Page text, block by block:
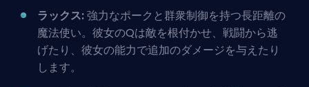
ラックス:強力なポークと群衆制御を持つ長距離の
魔法使い。彼女のQは敵を根付かせ、戦闘から逃
げたり、彼女の能力で追加のダメージを与えたり
します。